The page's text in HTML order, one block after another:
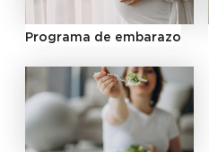
Programa de embarazo